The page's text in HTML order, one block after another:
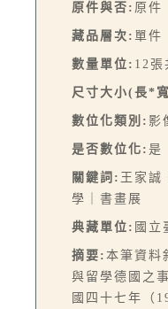
原件與否: 原件
藏品層次: 單件
數量單位: 12張
尺寸大小(長*
數位化類別: 影
是否數位化: 是
關鍵詞: 王家誠
學｜書畫展
典藏單位: 國立
摘要: 本筆資料
與留學德國之
國四十七年（